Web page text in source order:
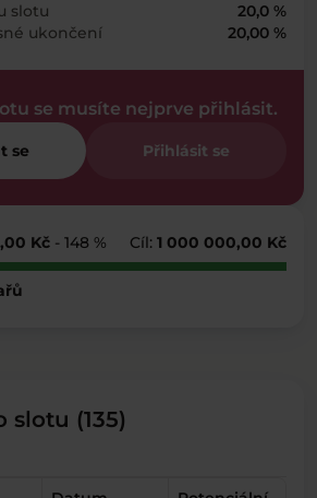
slotu
20,0 %
ukončení
20,00 %
se musíte nejprve přihlásit.
se Přihlásit se
Kč - 148 % Cíl: 1 000 000,00 Kč
slotu (135)